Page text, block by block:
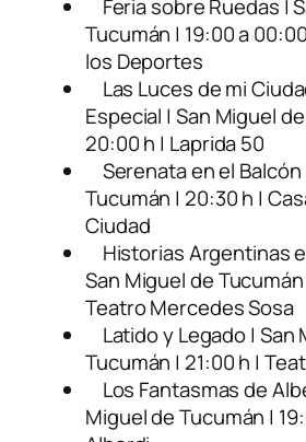
Feria sobre Ruedas |
Tucumán | 19:00 a
los Deportes
Las Luces de mi
Especial | San Miguel
20:00 h | Laprida 50
Serenata en el Balcón
Tucumán | 20:30 h |
Ciudad
Historias Argentinas
San Miguel de Tucumán
Teatro Mercedes Sosa
Latido y Legado | San
Tucumán | 21:00 h |
Los Fantasmas de
Miguel de Tucumán |